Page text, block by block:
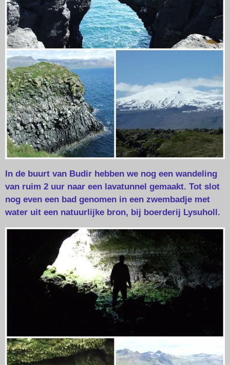
In de buurt van Budir hebben we nog een wandeling
van ruim 2 uur naar een lavatunnel gemaakt. Tot slot
nog even een bad genomen in een zwembadje met
water uit een natuurlijke bron, bij boerderij Lysuholl.